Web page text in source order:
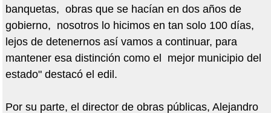
banquetas, obras que se hacían en dos años de
gobierno, nosotros lo hicimos en tan solo 100 días,
lejos de detenernos así vamos a continuar, para
mantener esa distinción como el mejor municipio del
estado" destacó el edil.
Por su parte, el director de obras públicas, Alejandro